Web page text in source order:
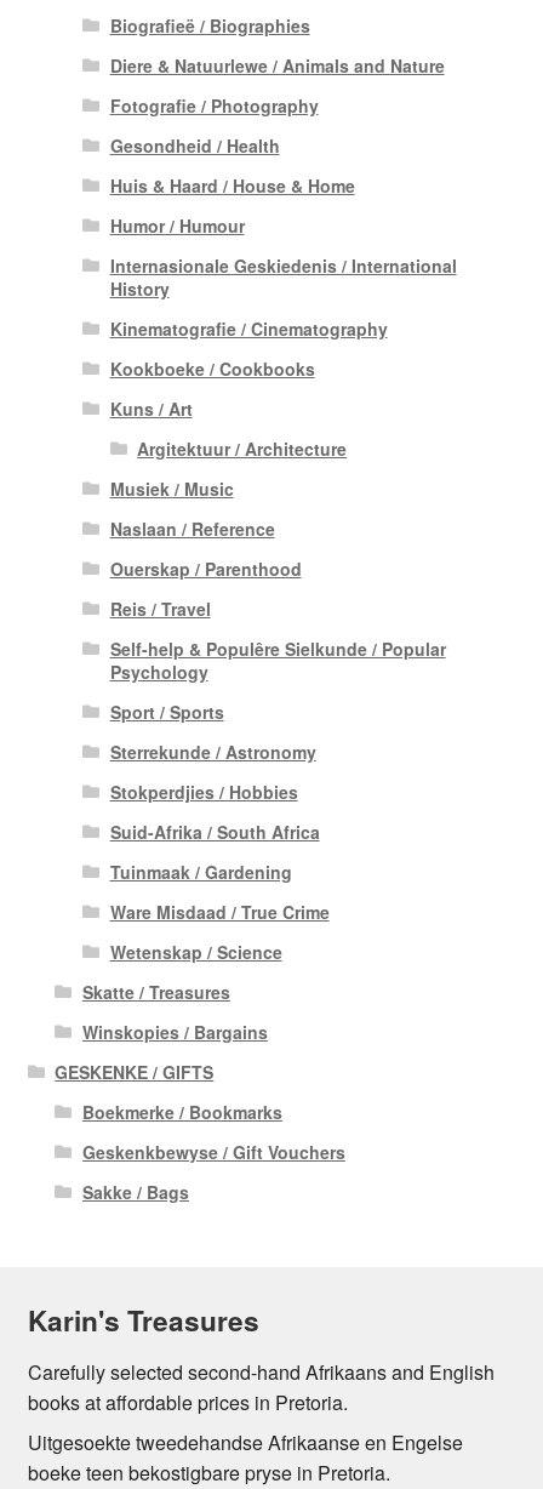
Biografieë / Biographies
Diere & Natuurlewe / Animals and Nature
Fotografie / Photography
Gesondheid / Health
Huis & Haard / House & Home
Humor / Humour
Internasionale Geskiedenis / International
History
Kinematografie / Cinematography
Kookboeke / Cookbooks
Kuns / Art
Argitektuur / Architecture
Musiek / Music
Naslaan / Reference
Ouerskap / Parenthood
Reis / Travel
Self-help & Populêre Sielkunde / Popular
Psychology
Sport / Sports
Sterrekunde / Astronomy
Stokperdjies / Hobbies
Suid-Afrika / South Africa
Tuinmaak / Gardening
Ware Misdaad / True Crime
Wetenskap / Science
Skatte / Treasures
Winskopies / Bargains
GESKENKE / GIFTS
Boekmerke / Bookmarks
Geskenkbewyse / Gift Vouchers
Sakke / Bags
Karin's Treasures
Carefully selected second-hand Afrikaans and English
books at affordable prices in Pretoria.
Uitgesoekte tweedehandse Afrikaanse en Engelse
boeke teen bekostigbare pryse in Pretoria.